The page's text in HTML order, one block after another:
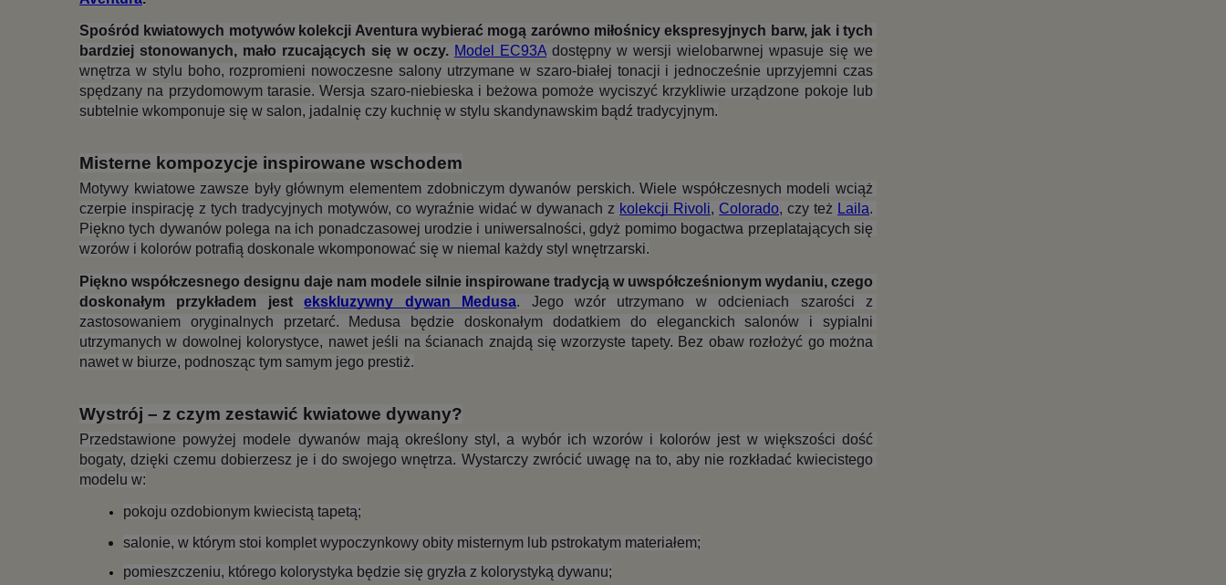
Spośród kwiatowych motywów kolekcji Aventura wybierać mogą zarówno miłośnicy ekspresyjnych barw, jak i tych
bardziej stonowanych, mało rzucających się w oczy. Model EC93A dostępny w wersji wielobarwnej wpasuje się we
wnętrza w stylu boho, rozpromieni nowoczesne salony utrzymane w szaro-białej tonacji i jednocześnie uprzyjemni czas
spędzany na przydomowym tarasie. Wersja szaro-niebieska i beżowa pomoże wyciszyć krzykliwie urządzone pokoje lub
subtelnie wkomponuje się w salon, jadalnię czy kuchnię w stylu skandynawskim bądź tradycyjnym.
Misterne kompozycje inspirowane wschodem
Motywy kwiatowe zawsze były głównym elementem zdobniczym dywanów perskich. Wiele współczesnych modeli wciąż
czerpie inspirację z tych tradycyjnych motywów, co wyraźnie widać w dywanach z kolekcji Rivoli, Colorado, czy też Laila.
Piękno tych dywanów polega na ich ponadczasowej urodzie i uniwersalności, gdyż pomimo bogactwa przeplatających się
wzorów i kolorów potrafią doskonale wkomponować się w niemal każdy styl wnętrzarski.
Piękno współczesnego designu daje nam modele silnie inspirowane tradycją w uwspółcześnionym wydaniu, czego
doskonałym przykładem jest ekskluzywny dywan Medusa. Jego wzór utrzymano w odcieniach szarości z
zastosowaniem oryginalnych przetarć. Medusa będzie doskonałym dodatkiem do eleganckich salonów i sypialni
utrzymanych w dowolnej kolorystyce, nawet jeśli na ścianach znajdą się wzorzyste tapety. Bez obaw rozłożyć go można
nawet w biurze, podnosząc tym samym jego prestiż.
Wystrój – z czym zestawić kwiatowe dywany?
Przedstawione powyżej modele dywanów mają określony styl, a wybór ich wzorów i kolorów jest w większości dość
bogaty, dzięki czemu dobierzesz je i do swojego wnętrza. Wystarczy zwrócić uwagę na to, aby nie rozkładać kwiecistego
modelu w:
pokoju ozdobionym kwiecistą tapetą;
salonie, w którym stoi komplet wypoczynkowy obity misternym lub pstrokatym materiałem;
pomieszczeniu, którego kolorystyka będzie się gryzła z kolorystyką dywanu;